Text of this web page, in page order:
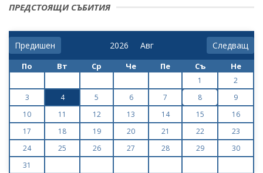
ПРЕДСТОЯЩИ СЪБИТИЯ
Предишен Следващ
По Вт Ср Че Пе Съ Не
1
2
3
4 5 6 7 8
9
10
11 12 13 14 15
16
17
18 19 20 21 22
23
24
25 26 27 28 29
30
31